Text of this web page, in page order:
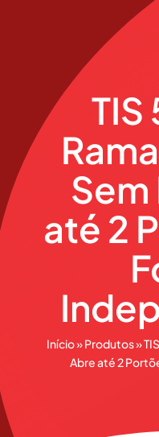
Sem
até 2
Início»Produtos»
Abre até 2